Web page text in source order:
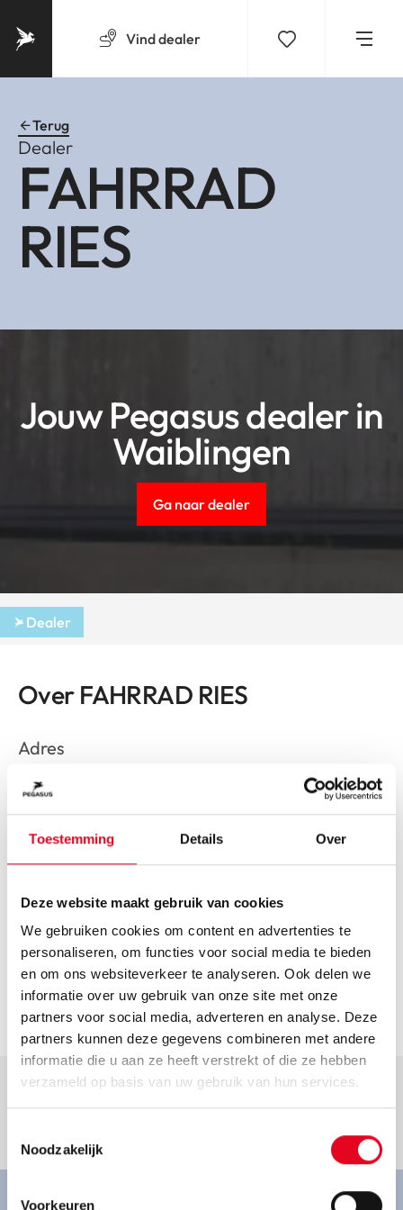
Toestemming Details Over
Deze website maakt gebruik van cookies
We gebruiken cookies om content en advertenties te
personaliseren, om functies voor social media te bieden
en om ons websiteverkeer te analyseren. Ook delen we
informatie over uw gebruik van onze site met onze
partners voor social media, adverteren en analyse. Deze
partners kunnen deze gegevens combineren met andere
informatie die u aan ze heeft verstrekt of die ze hebben
verzameld op basis van uw gebruik van hun services.
Noodzakelijk
Voorkeuren
Vinddealer
Terug
Dealer
FAHRRAD
RIES
Jouw Pegasus dealer in
Waiblingen
Ga naar dealer
Dealer
Goed om te weten.
Over FAHRRAD RIES
Adres
Lange Str. 50
Waiblingen
Route plannen
Openingstijden
Helaas hebben we geen actuele openingstijden van deze
Contact
info@fahrrad-ries.de
Ga naar dealer